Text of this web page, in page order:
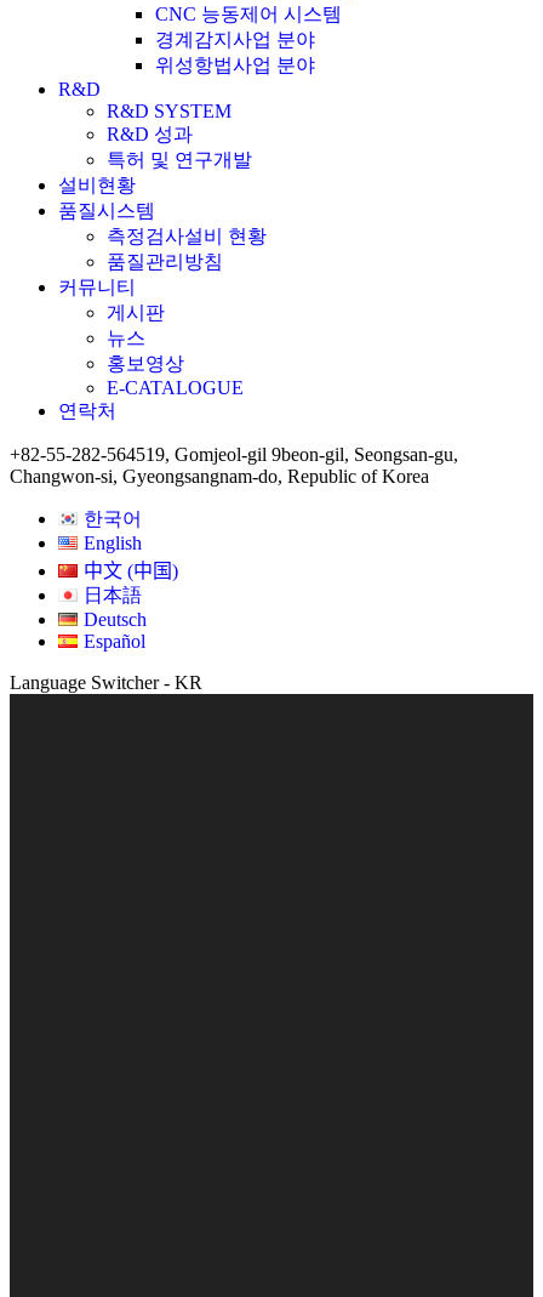
CNC 능동제어 시스템
경계감지사업 분야
위성항법사업 분야
R&D
R&D SYSTEM
R&D 성과
특허 및 연구개발
설비현황
품질시스템
측정검사설비 현황
품질관리방침
커뮤니티
게시판
뉴스
홍보영상
E-CATALOGUE
연락처
+82-55-282-564519, Gomjeol-gil 9beon-gil, Seongsan-gu,
Changwon-si, Gyeongsangnam-do, Republic of Korea
한국어
English
中文 (中国)
日本語
Deutsch
Español
Language Switcher - KR